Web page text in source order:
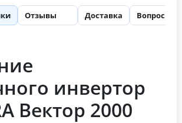
Отзывы Доставка Вопросы
инвертор
Вектор 2000